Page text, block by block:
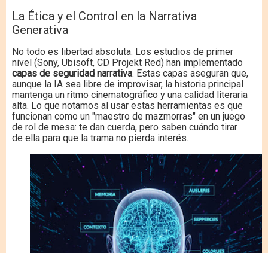
La Ética y el Control en la Narrativa
Generativa
No todo es libertad absoluta. Los estudios de primer
nivel (Sony, Ubisoft, CD Projekt Red) han implementado
capas de seguridad narrativa. Estas capas aseguran que,
aunque la IA sea libre de improvisar, la historia principal
mantenga un ritmo cinematográfico y una calidad literaria
alta. Lo que notamos al usar estas herramientas es que
funcionan como un "maestro de mazmorras" en un juego
de rol de mesa: te dan cuerda, pero saben cuándo tirar
de ella para que la trama no pierda interés.